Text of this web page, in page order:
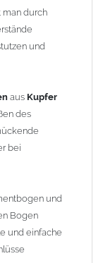
Fallrohr
Gliederbögen 2-
angefertigt -
man durch
und
aus Kupfer
des
bei
und
Bogen
und einfache